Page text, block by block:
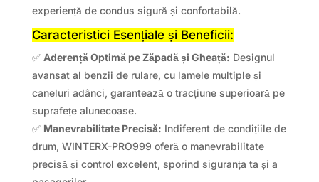
experiență de condus sigură și confortabilă.
Caracteristici Esențiale și Beneficii:
✅ Aderență Optimă pe Zăpadă și Gheață: Designul
avansat al benzii de rulare, cu lamele multiple și
caneluri adânci, garantează o tracțiune superioară pe
suprafețe alunecoase.
✅ Manevrabilitate Precisă: Indiferent de condițiile de
drum, WINTERX-PRO999 oferă o manevrabilitate
precisă și control excelent, sporind siguranța ta și a